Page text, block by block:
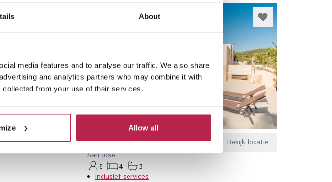
About
media features and to analyse our traffic. We also share
and analytics partners who may combine it with
collected from your use of their services.
Allow all
Bekijk locatie Bekijk locatie
Rodriguez
San José
8
4
3
Inclusief services